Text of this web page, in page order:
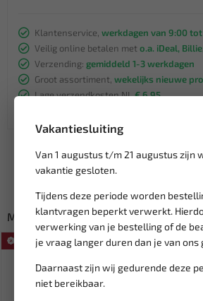
Vakantiesluiting
Van 1 augustus t/m 21 augustus zijn
vakantie gesloten.
Tijdens deze periode worden
klantvragen beperkt verwerkt.
verwerking van je bestelling of de
je vraag langer duren dan je van ons
Daarnaast zijn wij gedurende deze
niet bereikbaar.
Klantenservice, werkdagen van 9:00 tot
Veilig online betalen met o.a. iDeal,
Verzending: gemiddeld 1-3 werkdagen
Groot assortiment, wekelijks nieuwe
Lage verzendkosten NL€ 6,95
Misschien ook interessant: